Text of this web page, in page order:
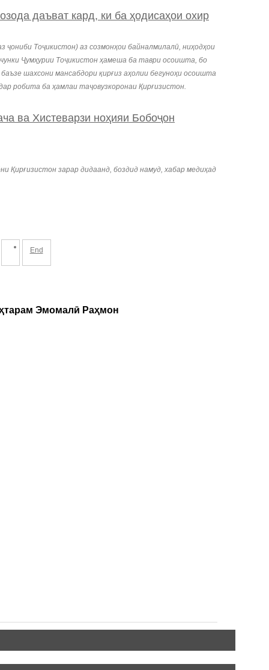
даъват кард, ки ба ҳодисаҳои охир
Тоҷикистон) аз созмонҳои байналмилалӣ, ниҳодҳои
Ҷумҳурии Тоҷикистон ҳамеша ба таври осоишта, бо
шахсони мансабдори қирғиз аҳолии бегуноҳи осоишта
робита ба ҳамлаи таҷовузкоронаи Қирғизистон.
ва Хистеварзи ноҳияи Бобоҷон
Қирғизистон зарар дидаанд, боздид намуд, хабар медиҳад
End
Эмомалӣ Раҳмон